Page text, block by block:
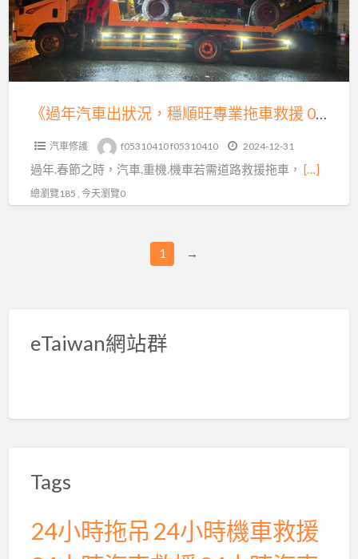
狀
況，
穩
順
《過年汽車出狀況，穩順旺專業拖車救援 0913177311，LINE 同號》
汽車修護 f05310410 f05310410 2024-12-31
過年.春節之時，汽車.重機.機車若需道路救援拖車， […]
總瀏覽185 , 今天瀏覽0
1 →
eTaiwan網站群
Tags
24小時拖吊 24小時機車救援